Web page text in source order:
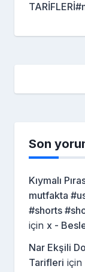
Son
Kıymalı
mutfakta
#shorts
için x -
Nar Ekşili
Tarifleri için